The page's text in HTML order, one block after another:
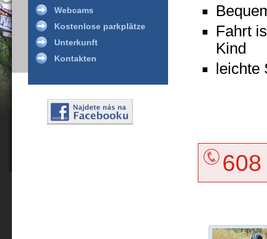
Webcams
Kostenlose parkplätze
Unterkunft
Kontakten
Fahrt
Kind
leichte